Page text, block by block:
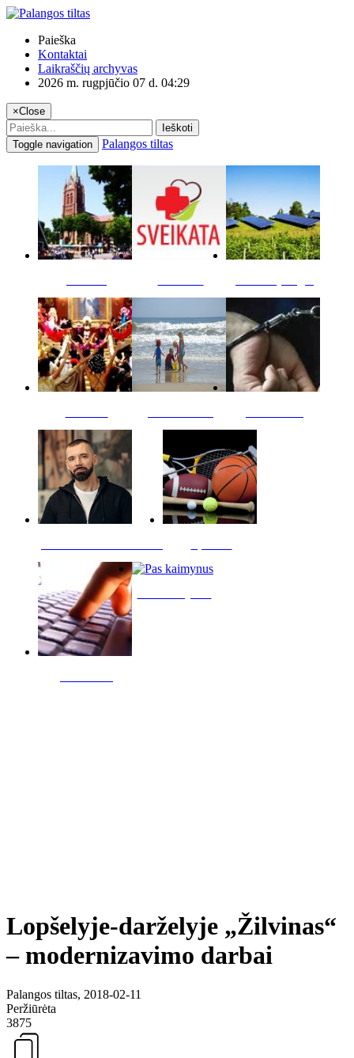
Paieška
Kontaktai
Laikraščių archyvas
2026 m. rugpjūčio 07 d. 04:29
×Close
Ieškoti
Toggle navigation
Palangos tiltas
Lopšelyje-darželyje „Žilvinas“
– modernizavimo darbai
Palangos tiltas, 2018-02-11
Peržiūrėta
3875